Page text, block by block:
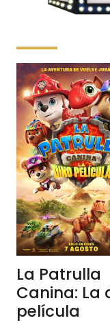
La Patrulla
Canina: La
película